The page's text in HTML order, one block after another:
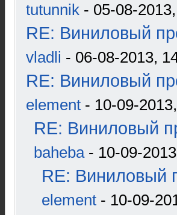
tutunnik - 05-08-
RE: Виниловый
vladli - 06-08-2013,
RE: Виниловый
element - 10-09-
RE: Виниловый
baheba- 10-09-
RE: Виниловый
element - 10-09-